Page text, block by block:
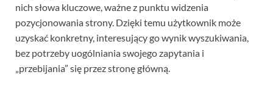
nich słowa kluczowe, ważne z punktu widzenia
pozycjonowania strony. Dzięki temu użytkownik może
uzyskać konkretny, interesujący go wynik wyszukiwania,
bez potrzeby uogólniania swojego zapytania i
„przebijania” się przez stronę główną.